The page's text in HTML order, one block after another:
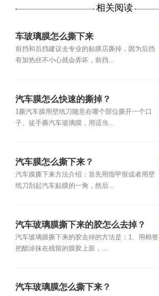
相关阅读
车玻璃膜怎么撕下来
前挡和后挡建议去专业的贴膜店撕掉，因为后挡
有加热丝不小心就会弄坏，前挡...
汽车膜怎么快速的撕掉？
1撕汽车膜用壁纸刀随意在哪个部位撕开一个口
子。徒手撕汽车玻璃膜，用适当...
汽车膜怎么撕下来？
汽车膜撕下来方法介绍：首先用指甲抠或者用壁
纸刀刮起汽车贴膜的一角，然后...
汽车玻璃膜撕下来的胶怎么去掉？
汽车玻璃膜撕下来的胶去掉的方法是：1、用棉签
把醋涂抹在残留的膜胶上面，...
汽车玻璃膜怎么撕下来？